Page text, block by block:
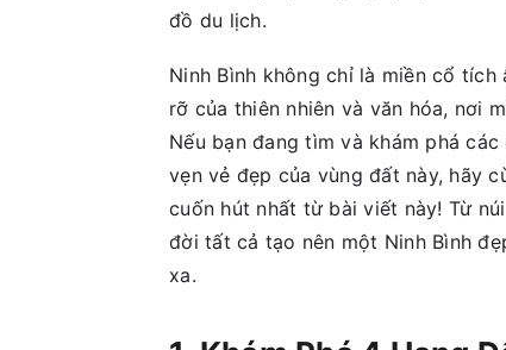
đồ du lịch.
Ninh Bình không chỉ là miền cổ
rỡ của thiên nhiên và văn hóa, nơi
Nếu bạn đang tìm và khám phá
vẹn vẻ đẹp của vùng đất này, hãy
cuốn hút nhất từ bài viết này! Từ
đời tất cả tạo nên một Ninh Bình
xa.